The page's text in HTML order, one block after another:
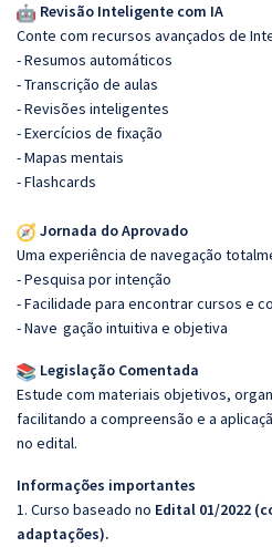
Revisão Inteligente com IA
Conte com recursos avançados de
- Resumos automáticos
- Transcrição de aulas
- Revisões inteligentes
- Exercícios de fixação
- Mapas mentais
- Flashcards
Jornada do Aprovado
Uma experiência de navegação
- Pesquisa por intenção
- Facilidade para encontrar cursos e
- Nave gação intuitiva e objetiva
Legislação Comentada
Estude com materiais objetivos,
facilitando a compreensão e a
no edital.
Informações importantes
1. Curso baseado no Edital 01/2022
adaptações).